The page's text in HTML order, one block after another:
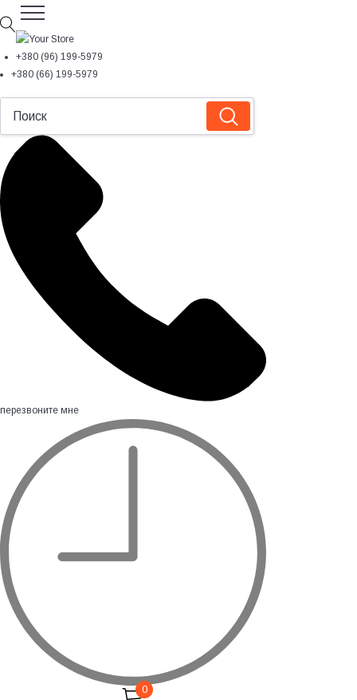
+380 (96) 199-5979
+380 (66) 199-5979
перезвоните мне
0